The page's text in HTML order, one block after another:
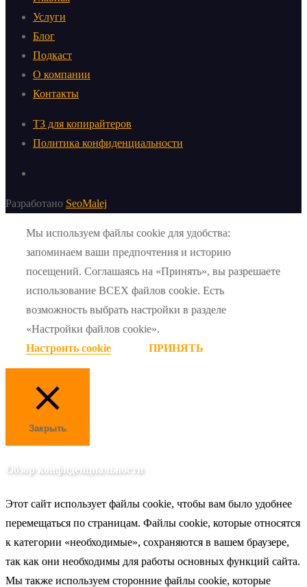
Услуги
Блог
Подкаст
О компании
Контакты
ТЗ для копирайтеров
Политика конфиденциальности
Разработано SeoMalej
Мы используем файлы cookie для удобства:
запоминаем ваши предпочтения и историю
посещений. Соглашаясь на «Принять», вы разрешаете
использование ВСЕХ файлов cookie. Есть
возможность выбрать настройки в разделе
«Настройки файлов cookie».
Настроить cookie
ПРИНЯТЬ
Закрыть
Обзор конфиденциальности
Этот сайт использует файлы cookie, чтобы вам было удобнее
перемещаться по страницам. Файлы cookie, которые относятся
к категории «необходимые», сохраняются в вашем браузере,
так как они необходимы для работы основных функций сайта.
Мы также используем сторонние файлы cookie, которые